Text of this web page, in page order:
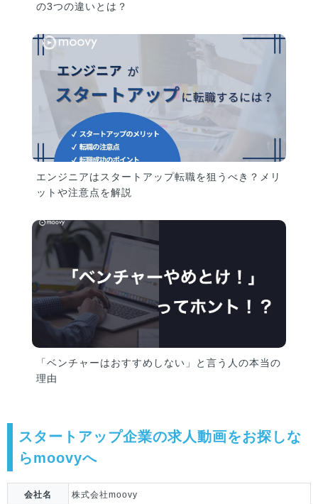
の3つの違いとは？
エンジニアはスタートアップ転職を狙うべき？メリ
ットや注意点を解説
「ベンチャーはおすすめしない」と言う人の本当の
理由
スタートアップ企業の求人動画をお探しな
らmoovyへ
会社名 株式会社moovy